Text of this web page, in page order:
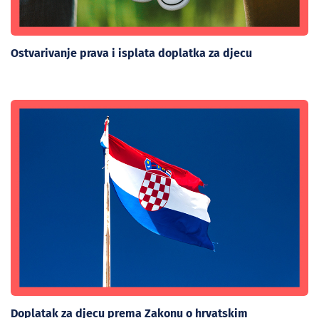
Ostvarivanje prava i isplata doplatka za djecu
Doplatak za djecu prema Zakonu o hrvatskim